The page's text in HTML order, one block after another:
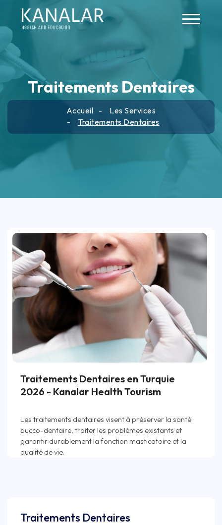
Traitements Dentaires
Accueil
Les Services
Traitements Dentaires
Traitements Dentaires en Turquie
2026 - Kanalar Health Tourism
Les traitements dentaires visent à préserver la santé
bucco-dentaire, traiter les problèmes existants et
garantir durablement la fonction masticatoire et la
Traitements Dentaires